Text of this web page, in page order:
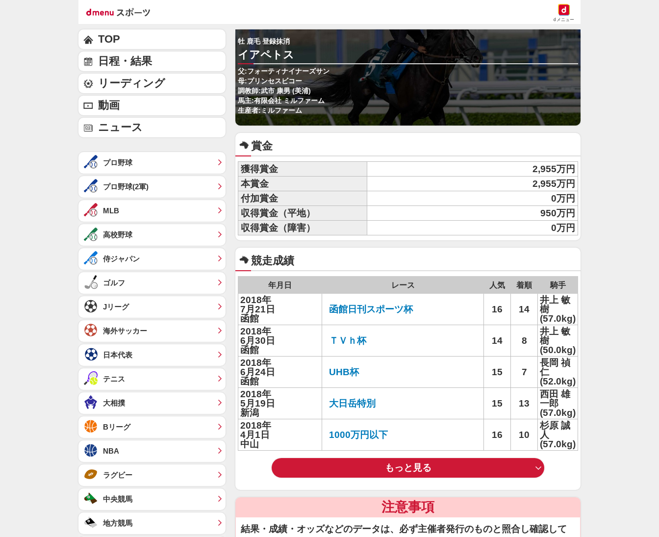
dメニュー
牡 鹿毛 登録抹消
イアペトス
父:フォーティナイナーズサン
母:プリンセスビコー
調教師:武市 康男 (美浦)
馬主:有限会社 ミルファーム
生産者:ミルファーム
賞金
獲得賞金
2,955万円
本賞金
2,955万円
付加賞金
0万円
収得賞金（平地）
950万円
収得賞金（障害）
0万円
競走成績
年月日 レース 人気 着順 騎手
2018年
7月21日
函館
函館日刊スポーツ杯 16 14
井上 敏
樹
(57.0kg)
2018年
6月30日
函館
ＴＶｈ杯 14 8
井上 敏
樹
(50.0kg)
2018年
6月24日
函館
UHB杯 15 7
長岡 禎
仁
(52.0kg)
2018年
5月19日
新潟
大日岳特別 15 13
西田 雄
一郎
(57.0kg)
2018年
4月1日
中山
1000万円以下 16 10
杉原 誠
人
(57.0kg)
もっと見る
注意事項
結果・成績・オッズなどのデータは、必ず主催者発行のものと照合し確認して
TOP
日程・結果
リーディング
動画
ニュース
プロ野球
プロ野球(2軍)
MLB
高校野球
侍ジャパン
ゴルフ
Jリーグ
海外サッカー
日本代表
テニス
大相撲
Bリーグ
NBA
ラグビー
中央競馬
地方競馬